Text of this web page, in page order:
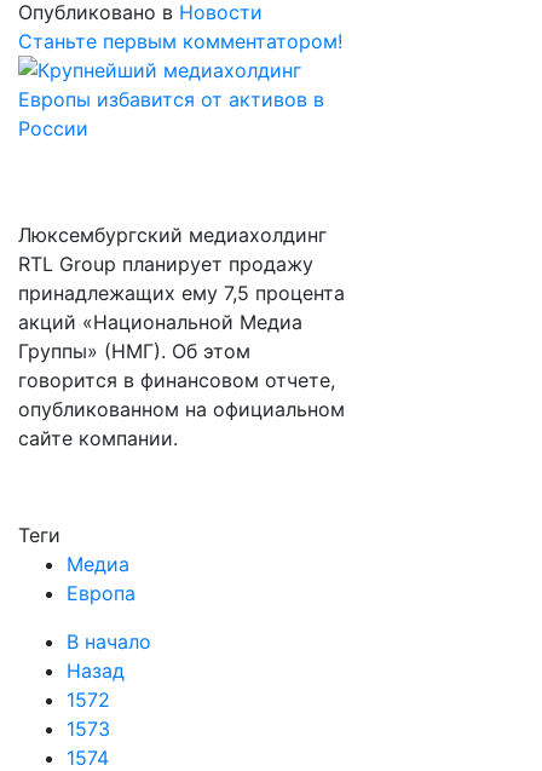
Опубликовано в Новости
Станьте первым комментатором!
Люксембургский медиахолдинг
RTL Group планирует продажу
принадлежащих ему 7,5 процента
акций «Национальной Медиа
Группы» (НМГ). Об этом
говорится в финансовом отчете,
опубликованном на официальном
сайте компании.
Теги
Медиа
Европа
В начало
Назад
1572
1573
1574